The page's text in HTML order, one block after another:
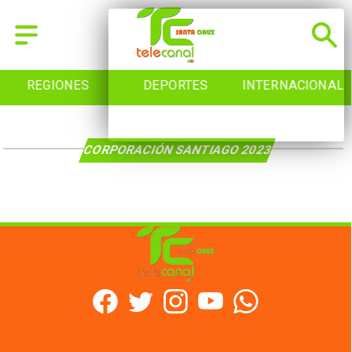
REGIONES DEPORTES INTERNACIONAL
CORPORACIÓN SANTIAGO 2023